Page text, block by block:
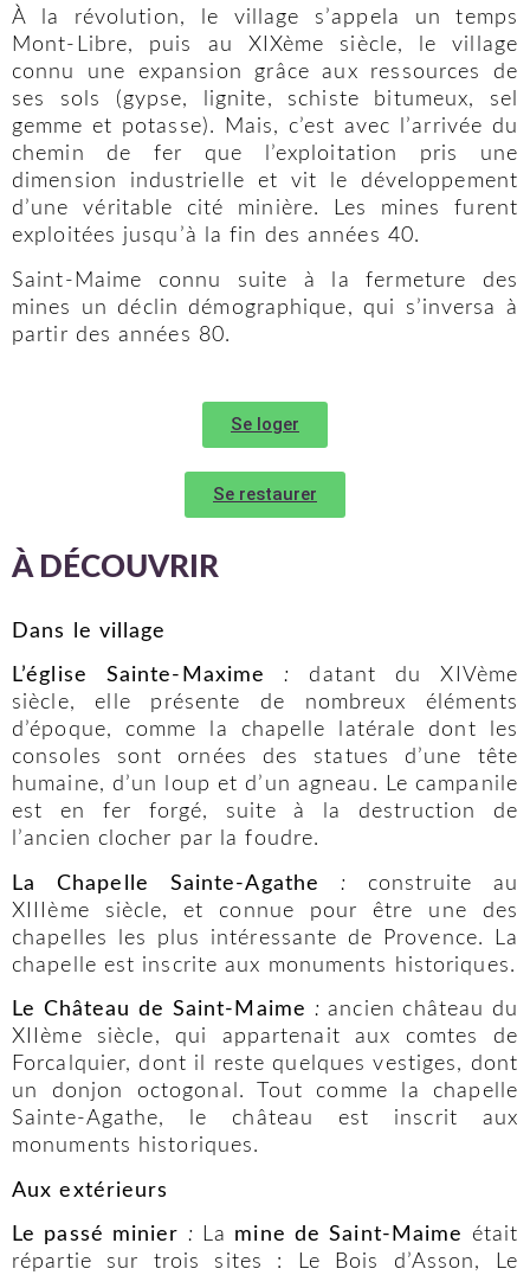
À la révolution, le village s’appela un temps
Mont-Libre, puis au XIXème siècle, le village
connu une expansion grâce aux ressources de
ses sols (gypse, lignite, schiste bitumeux, sel
gemme et potasse). Mais, c’est avec l’arrivée du
chemin de fer que l’exploitation pris une
dimension industrielle et vit le développement
d’une véritable cité minière. Les mines furent
exploitées jusqu’à la fin des années 40.
Saint-Maime connu suite à la fermeture des
mines un déclin démographique, qui s’inversa à
partir des années 80.
Se loger
Se restaurer
À DÉCOUVRIR
Dans le village
L’église Sainte-Maxime : datant du XIVème
siècle, elle présente de nombreux éléments
d’époque, comme la chapelle latérale dont les
consoles sont ornées des statues d’une tête
humaine, d’un loup et d’un agneau. Le campanile
est en fer forgé, suite à la destruction de
l’ancien clocher par la foudre.
La Chapelle Sainte-Agathe : construite au
XIIIème siècle, et connue pour être une des
chapelles les plus intéressante de Provence. La
chapelle est inscrite aux monuments historiques.
Le Château de Saint-Maime :ancien château du
XIIème siècle, qui appartenait aux comtes de
Forcalquier, dont il reste quelques vestiges, dont
un donjon octogonal. Tout comme la chapelle
Sainte-Agathe, le château est inscrit aux
monuments historiques.
Aux extérieurs
Le passé minier : La mine de Saint-Maime était
répartie sur trois sites : Le Bois d’Asson, Le